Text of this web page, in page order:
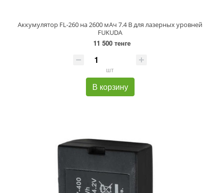
Аккумулятор FL-260 на 2600 мАч 7.4 В для лазерных уровней
FUKUDA
11 500 тенге
шт
В корзину